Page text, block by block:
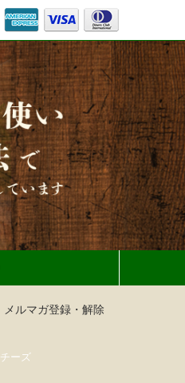
メルマガ登録・解除
チーズ